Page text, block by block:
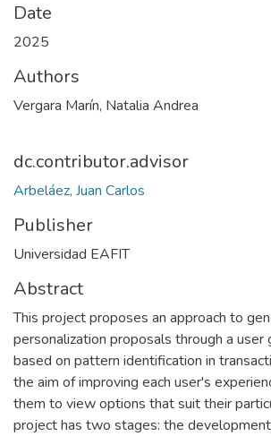
Date
2025
Authors
Vergara Marín, Natalia Andrea
dc.contributor.advisor
Arbeláez, Juan Carlos
Publisher
Universidad EAFIT
Abstract
This project proposes an approach to
personalization proposals through a user
based on pattern identification in
the aim of improving each user's
them to view options that suit their
project has two stages: the